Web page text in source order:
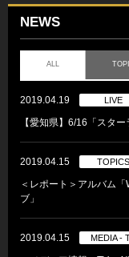
NEWS
ALL
2019.04.19 LIVE
【愛知県】6/16「スタ
2019.04.15 TOPICS
＜レポート＞アルバム
ブ」
2019.04.15 MEDIA -